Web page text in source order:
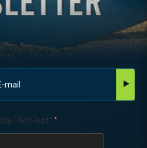
"Anti-bot"